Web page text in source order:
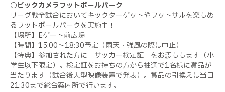
○ビックカメラフットボールパーク
リーグ戦全試合においてキックターゲットやフットサルを楽しめ
るフットボールパークを実施中！
【場所】Eゲート前広場
【時間】15:00～18:30予定（雨天・強風の際は中止）
【特典】参加された方に「サッカー検定証」をお渡しします（小
学生以下限定）。検定証をお持ちの方から抽選で1名様に賞品が
当たります（試合後大型映像装置で発表）。賞品の引換えは当日
21:30まで総合案内所で行います。